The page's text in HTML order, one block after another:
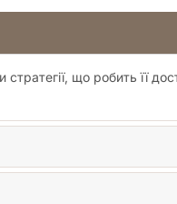
що робить її